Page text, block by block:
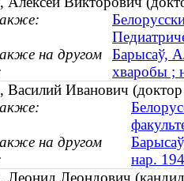
на другом
Барысаў,
хваробы ;
Василий Иванович
на другом
нар.